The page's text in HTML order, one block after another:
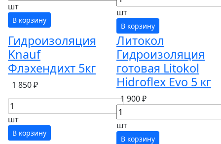
шт
В корзину
шт
В корзину
Гидроизоляция
Knauf
Флэхендихт 5кг
1 850 ₽
шт
В корзину
Литокол
Гидроизоляция
готовая Litokol
Hidroflex Evo 5 кг
1 900 ₽
шт
В корзину